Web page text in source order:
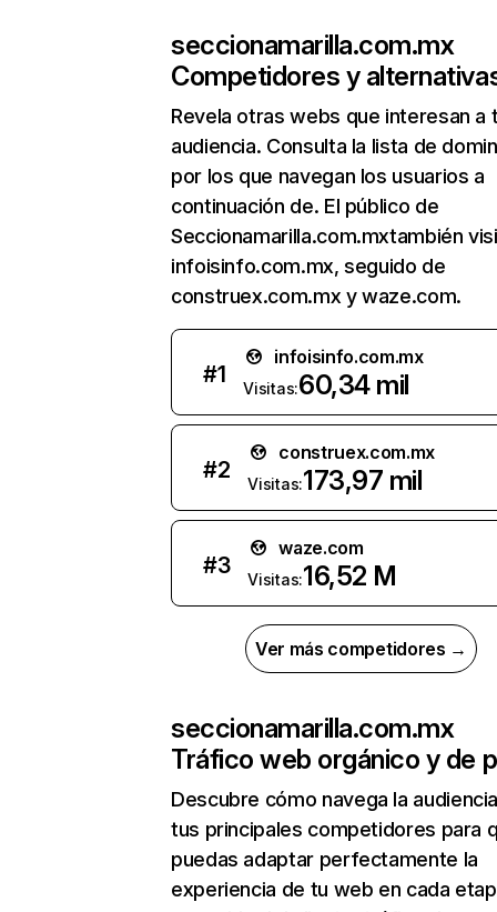
seccionamarilla.com.mx
Competidores y
Revela otras webs que interesan a
audiencia. Consulta la lista de
por los que navegan los usuarios a
continuación de. El público de
Seccionamarilla.com.mxtambién
infoisinfo.com.mx, seguido de
construex.com.mx y waze.com.
#1
infoisinfo.com.mx
Visitas:60,34 mil
#2
construex.com.mx
Visitas:173,97 mil
#3
waze.com
Visitas:16,52 M
Ver más competidores →
seccionamarilla.com.mx
Tráfico web orgánico y de
Descubre cómo navega la
tus principales competidores para
puedas adaptar perfectamente la
experiencia de tu web en cada